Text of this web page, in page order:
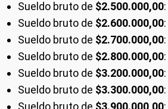
Sueldo bruto de $2.500.000,00
Sueldo bruto de $2.600.000,00
Sueldo bruto de $2.700.000,00
Sueldo bruto de $2.800.000,00
Sueldo bruto de $3.200.000,00
Sueldo bruto de $3.300.000,00
Sueldo bruto de $3.900.000,00